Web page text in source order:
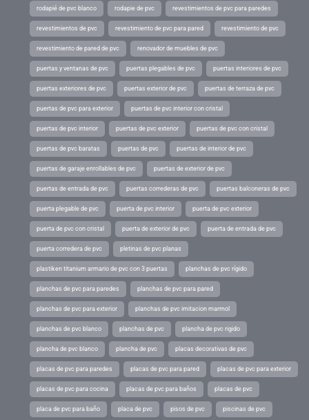
rodapié de pvc blanco rodapie de pvc revestimientos de pvc para paredes
revestimientos de pvc revestimiento de pvc para pared revestimiento de pvc
revestimiento de pared de pvc renovador de muebles de pvc
puertas y ventanas de pvc puertas plegables de pvc puertas interiores de pvc
puertas exteriores de pvc puertas exterior de pvc puertas de terraza de pvc
puertas de pvc para exterior puertas de pvc interior con cristal
puertas de pvc interior puertas de pvc exterior puertas de pvc con cristal
puertas de pvc baratas puertas de pvc puertas de interior de pvc
puertas de garaje enrollables de pvc puertas de exterior de pvc
puertas de entrada de pvc puertas correderas de pvc puertas balconeras de pvc
puerta plegable de pvc puerta de pvc interior puerta de pvc exterior
puerta de pvc con cristal puerta de exterior de pvc puerta de entrada de pvc
puerta corredera de pvc pletinas de pvc planas
plastiken titanium armario de pvc con 3 puertas planchas de pvc rígido
planchas de pvc para paredes planchas de pvc para pared
planchas de pvc para exterior planchas de pvc imitacion marmol
planchas de pvc blanco planchas de pvc plancha de pvc rigido
plancha de pvc blanco plancha de pvc placas decorativas de pvc
placas de pvc para paredes placas de pvc para pared placas de pvc para exterior
placas de pvc para cocina placas de pvc para baños placas de pvc
placa de pvc para baño placa de pvc pisos de pvc piscinas de pvc